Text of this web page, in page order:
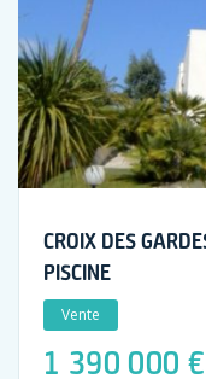
CROIX DES
PISCINE
Vente
1 390 000 €